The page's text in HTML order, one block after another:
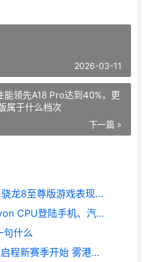
2026-03-11
领先A18 Pro达到40%，更
属于什么档次
下一篇 »
大型手机游戏“帧数拉满” 骁龙8至尊版游戏表现强悍
2024骁龙峰会：自研Oryon CPU登陆手机、汽车丨骁龙8至尊版、骁龙至尊版汽车平台 骁龙技术峰会2020直播
句什么
雾港惊魂夜：剑和远征：启程新赛季开始 雾港水手解析